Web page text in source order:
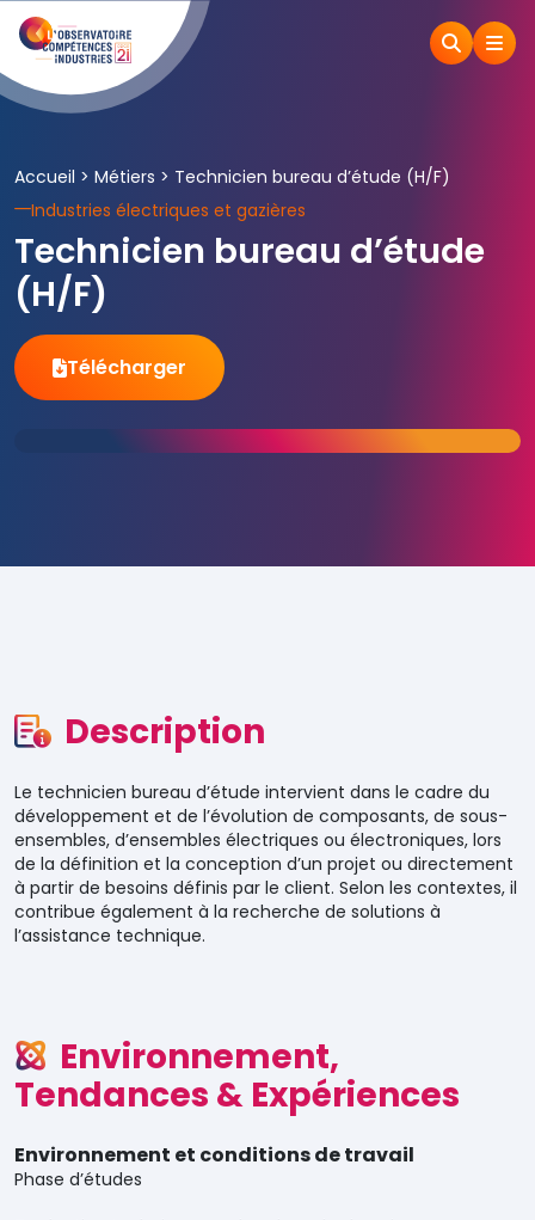
Accueil > Métiers > Technicien bureau d’étude (H/F)
Industries électriques et gazières
Technicien bureau d’étude
(H/F)
Télécharger
Description
Le technicien bureau d’étude intervient dans le cadre du
développement et de l’évolution de composants, de sous-
ensembles, d’ensembles électriques ou électroniques, lors
de la définition et la conception d’un projet ou directement
à partir de besoins définis par le client. Selon les contextes, il
contribue également à la recherche de solutions à
l’assistance technique.
Environnement,
Tendances & Expériences
Environnement et conditions de travail
Phase d’études